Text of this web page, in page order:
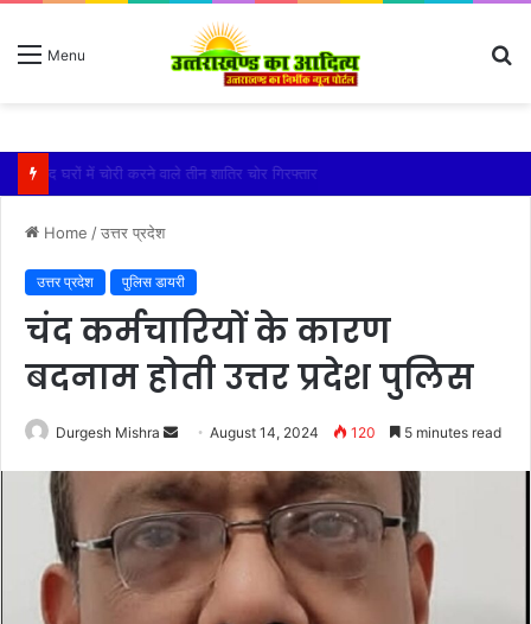
Menu
बारिश ने बढ़ाई दहशत, दरकने लगी जमीन, 10 परिवारों ने छोड़े घर
Home /उत्तर प्रदेश
उत्तर प्रदेश पुलिस डायरी
चंद कर्मचारियों के कारण
बदनाम होती उत्तर प्रदेश पुलिस
Durgesh Mishra
Send
email
August 14, 2024 120 5 minutes read